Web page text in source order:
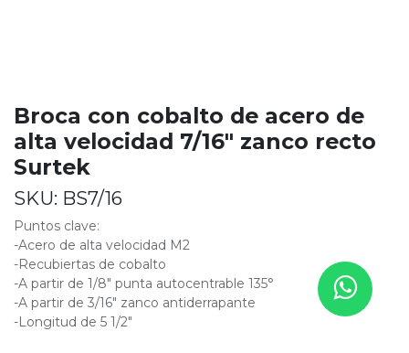
Broca con cobalto de acero de
alta velocidad 7/16" zanco recto
Surtek
SKU: BS7/16
Puntos clave:
-Acero de alta velocidad M2
-Recubiertas de cobalto
-A partir de 1/8" punta autocentrable 135°
-A partir de 3/16" zanco antiderrapante
-Longitud de 5 1/2"